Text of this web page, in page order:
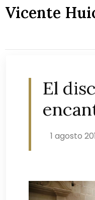
Vicente
El
1 agosto